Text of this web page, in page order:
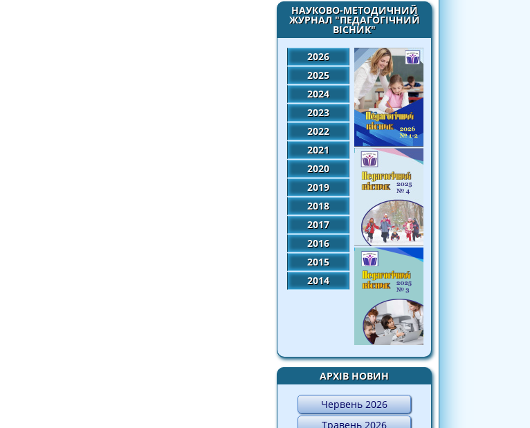
НАУКОВО-МЕТОДИЧНИЙ
ЖУРНАЛ "ПЕДАГОГІЧНИЙ
ВІСНИК"
2026
2025
2024
2023
2022
2021
2020
2019
2018
2017
2016
2015
2014
АРХІВ НОВИН
Червень 2026
Травень 2026